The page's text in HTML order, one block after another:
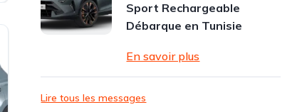
Sport Rechargeable
Débarque en Tunisie
En savoir plus
Lire tous les messages